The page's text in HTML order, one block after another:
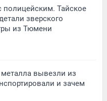
полицейским. Тайское
зверского
из Тюмени
вывезли из
и зачем